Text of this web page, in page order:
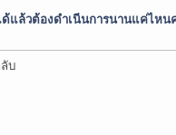
แล้วต้องดำเนีนการนานแค่ไหน
บ